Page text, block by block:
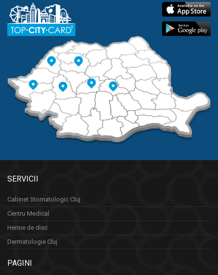
SERVICII
Cabinet Stomatologic Cluj
Centru Medical
Hernie de disc
Dermatologie Cluj
PAGINI